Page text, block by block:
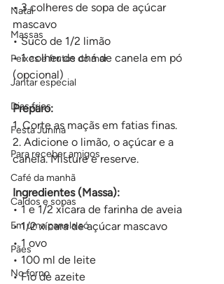
Natal
Massas
Peixes e frutos do mar
Jantar especial
Dias frios
Festa Junina
Para receber amigos
Café da manhã
Caldos e sopas
Em uma panela só
Pães
No forno
• 3 colheres de sopa de açúcar
mascavo
• Suco de 1/2 limão
• 1 colher de chá de canela em pó
(opcional)
Preparo:
1. Corte as maçãs em fatias finas.
2. Adicione o limão, o açúcar e a
canela. Misture e reserve.
Ingredientes (Massa):
• 1 e 1/2 xícara de farinha de aveia
• 1/2 xícara de açúcar mascavo
• 1 ovo
• 100 ml de leite
• Fio de azeite